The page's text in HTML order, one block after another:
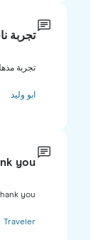
تجربة ناجحة
تجربة مذهلة
Thank you
Thank you شكرا علي الخدمة المميزه
Traveler